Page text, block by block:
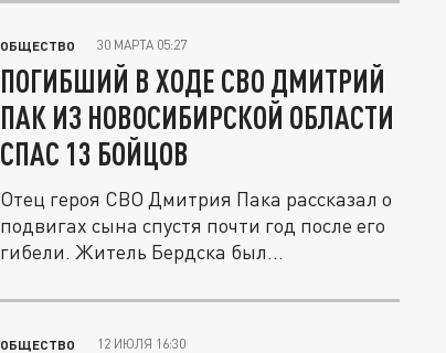
ОБЩЕСТВО 30 МАРТА 05:27
ПОГИБШИЙ В ХОДЕ СВО ДМИТРИЙ
ПАК ИЗ НОВОСИБИРСКОЙ ОБЛАСТИ
СПАС 13 БОЙЦОВ
Отец героя СВО Дмитрия Пака рассказал о
подвигах сына спустя почти год после его
гибели. Житель Бердска был...
ОБЩЕСТВО 12 ИЮЛЯ 16:30